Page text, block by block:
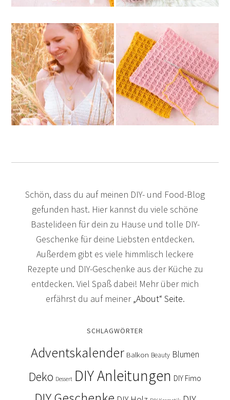
Schön, dass du auf meinen DIY- und Food-Blog
gefunden hast. Hier kannst du viele schöne
Bastelideen für dein zu Hause und tolle DIY-
Geschenke für deine Liebsten entdecken.
Außerdem gibt es viele himmlisch leckere
Rezepte und DIY-Geschenke aus der Küche zu
entdecken. Viel Spaß dabei! Mehr über mich
erfährst du auf meiner„About“ Seite.
SCHLAGWÖRTER
Adventskalender Balkon Beauty Blumen
Deko Dessert DIY Anleitungen DIY Fimo